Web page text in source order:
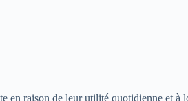
en raison de leur utilité quotidienne et